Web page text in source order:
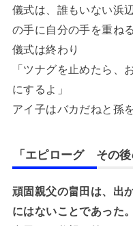
儀式は、誰もいない浜
の手に自分の手を重ね
儀式は終わり
「ツナグを止めたら、
にするよ」
アイ子はバカだねと孫
「エピローグ その後
頑固親父の畠田は、出
にはないことであった。